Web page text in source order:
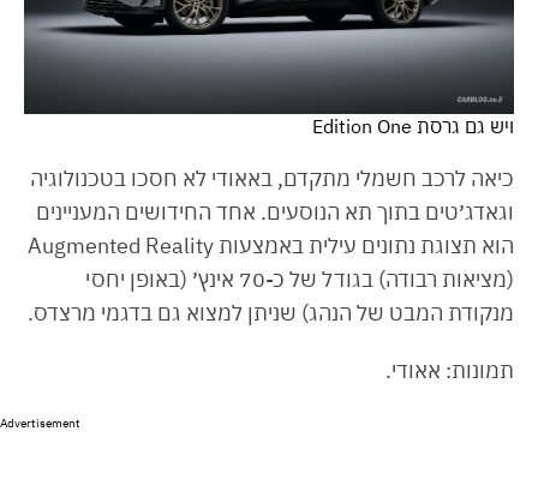
ויש גם גרסת Edition One
כיאה לרכב חשמלי מתקדם, באאודי לא חסכו בטכנולוגיה
וגאדג׳טים בתוך תא הנוסעים. אחד החידושים המעניינים
הוא תצוגת נתונים עילית באמצעות Augmented Reality
(מציאות רבודה) בגודל של כ-70 אינץ׳ (באופן יחסי
מנקודת המבט של הנהג) שניתן למצוא גם בדגמי מרצדס.
תמונות: אאודי.
Advertisement